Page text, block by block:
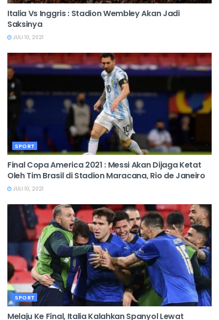
Italia Vs Inggris : Stadion Wembley Akan Jadi
Saksinya
JULI 10, 2021
SPORT
Final Copa America 2021 : Messi Akan Dijaga Ketat
Oleh Tim Brasil di Stadion Maracana, Rio de Janeiro
JULI 10, 2021
SPORT
Melaju Ke Final, Italia Kalahkan Spanyol Lewat